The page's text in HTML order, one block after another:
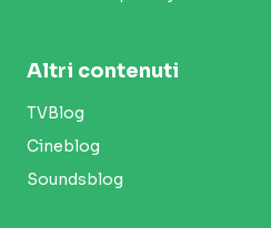
Altri contenuti
TVBlog
Cineblog
Soundsblog